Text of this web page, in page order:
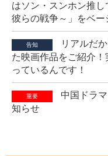
はソン・スンホン推
彼らの戦争～」をベー
告知
リアルだ
た映画作品をご紹介
っているんです！
重要
中国ドラ
知らせ